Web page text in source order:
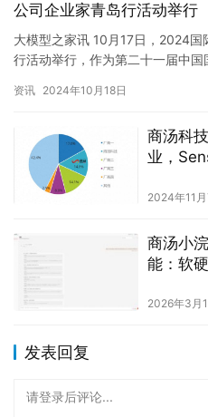
公司企业家青岛行活动举行
大模型之家讯 10月17日，2024国
行活动举行，作为第二十一届中
资讯 2024年10月18日
商汤科
业，
2024年11月
商汤小
能：软
2026年3月
发表回复
请登录后评论...